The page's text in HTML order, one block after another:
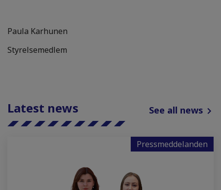
Paula Karhunen
Styrelsemedlem
Latest news See all news
Pressmeddelanden